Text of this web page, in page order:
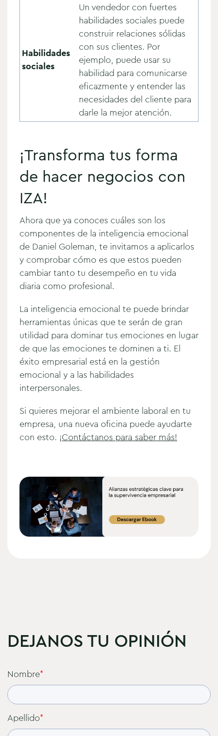
Habilidades
sociales
Un vendedor con fuertes
habilidades sociales puede
construir relaciones sólidas
con sus clientes. Por
ejemplo, puede usar su
habilidad para comunicarse
eficazmente y entender las
necesidades del cliente para
darle la mejor atención.
¡Transforma tus forma
de hacer negocios con
IZA!
Ahora que ya conoces cuáles son los
componentes de la inteligencia emocional
de Daniel Goleman, te invitamos a aplicarlos
y comprobar cómo es que estos pueden
cambiar tanto tu desempeño en tu vida
diaria como profesional.
La inteligencia emocional te puede brindar
herramientas únicas que te serán de gran
utilidad para dominar tus emociones en lugar
de que las emociones te dominen a ti. El
éxito empresarial está en la gestión
emocional y a las habilidades
interpersonales.
Si quieres mejorar el ambiente laboral en tu
empresa, una nueva oficina puede ayudarte
con esto. ¡Contáctanos para saber más!
DEJANOS TU OPINIÓN
Nombre*
Apellido*